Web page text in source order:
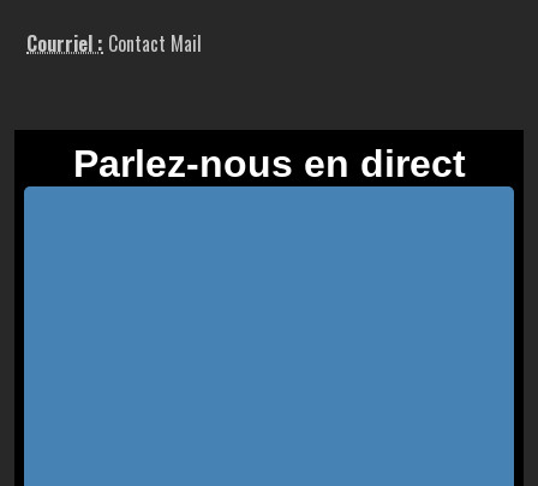
Courriel : Contact Mail